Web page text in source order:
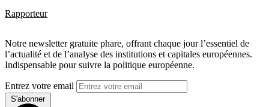
Rapporteur
Notre newsletter gratuite phare, offrant chaque jour l’essentiel de
l’actualité et de l’analyse des institutions et capitales européennes.
Indispensable pour suivre la politique européenne.
Entrez votre email
S'abonner